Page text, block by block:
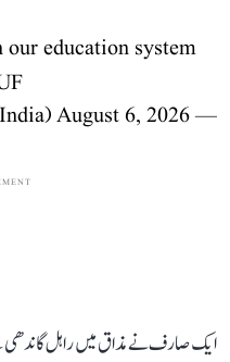
our education system
— Congress (@INCIndia)
August 6, 2026
ایک صارف نے مذاق میں راہل گاندھی